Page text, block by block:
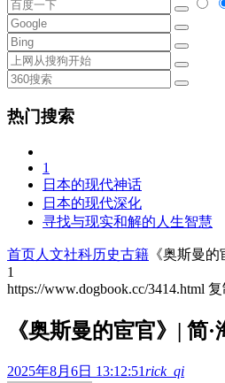
热门搜索
1
日本的现代神话
日本的现代深化
寻找与现实和解的人生智慧
首页人文社科历史古籍 《奥斯曼
1
https://www.dogbook.cc/3414.html 复
《奥斯曼的宦官》| 简
2025年8月6日 13:12:51rick_qi